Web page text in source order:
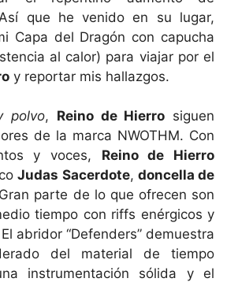
que he venido en su lugar,
Capa del Dragón con capucha
al calor) para viajar por el
y reportar mis hallazgos.
polvo, Reino de Hierro siguen
de la marca NWOTHM. Con
y voces, Reino de Hierro
Judas Sacerdote, doncella de
parte de lo que ofrecen son
tiempo con riffs enérgicos y
abridor “Defenders” demuestra
del material de tiempo
instrumentación sólida y el